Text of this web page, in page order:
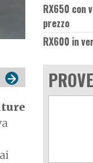
RX650 con
prezzo
RX600 in
PROVE